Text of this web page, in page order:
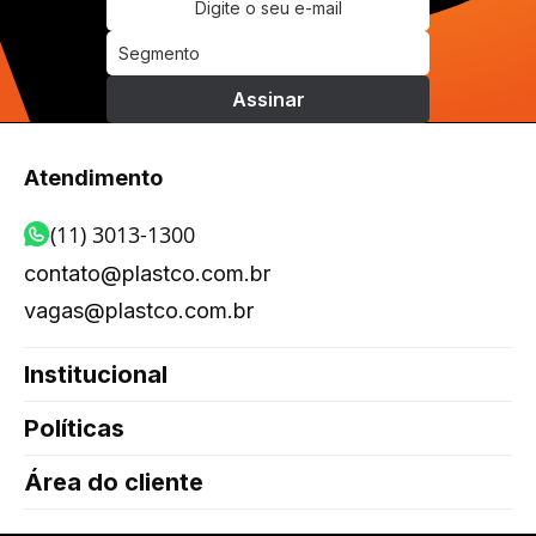
Atendimento
(11) 3013-1300
contato@plastco.com.br
vagas@plastco.com.br
Institucional
Políticas
Área do cliente